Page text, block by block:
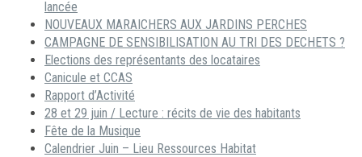
lancée
NOUVEAUX MARAICHERS AUX JARDINS PERCHES
CAMPAGNE DE SENSIBILISATION AU TRI DES DECHETS ?
Elections des représentants des locataires
Canicule et CCAS
Rapport d’Activité
28 et 29 juin / Lecture : récits de vie des habitants
Fête de la Musique
Calendrier Juin – Lieu Ressources Habitat